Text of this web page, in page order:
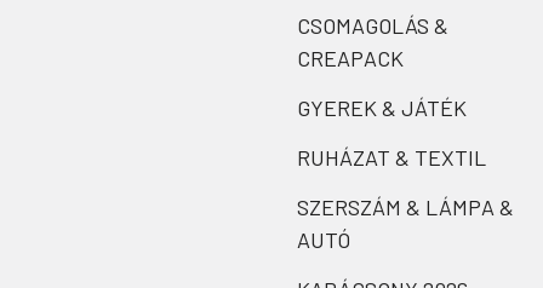
CSOMAGOLÁS &
CREAPACK
GYEREK & JÁTÉK
RUHÁZAT & TEXTIL
SZERSZÁM & LÁMPA &
AUTÓ